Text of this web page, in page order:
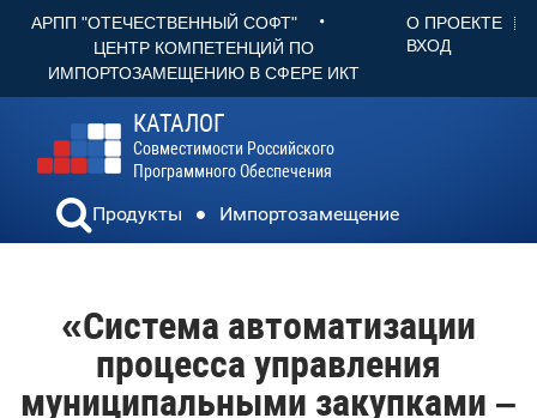
АРПП "ОТЕЧЕСТВЕННЫЙ СОФТ" •
ЦЕНТР КОМПЕТЕНЦИЙ ПО
ИМПОРТОЗАМЕЩЕНИЮ В СФЕРЕ ИКТ
О ПРОЕКТЕ
ВХОД
КАТАЛОГ
Совместимости Российского
Программного Обеспечения
Продукты Импортозамещение
«Система автоматизации
процесса управления
муниципальными закупками –